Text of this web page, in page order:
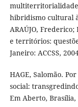
hibridismo cultural
ARAÚJO,
e territórios:
Janeiro: ACCSS,
HAGE, Salomão.
social:
Em Aberto, Brasília,